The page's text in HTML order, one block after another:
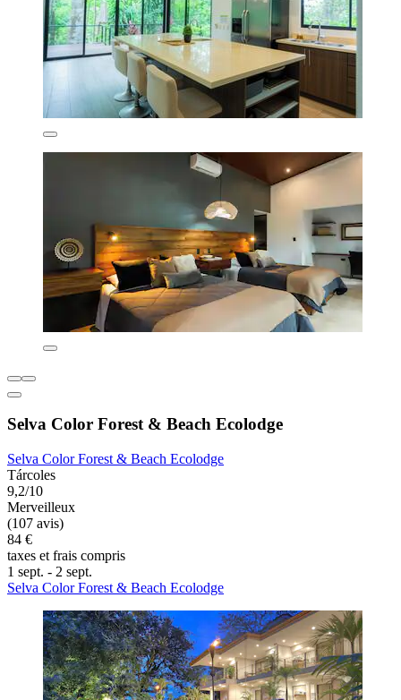
Selva Color Forest & Beach Ecolodge
Selva Color Forest & Beach Ecolodge
Tárcoles
9,2/10
Merveilleux
(107 avis)
84 €
taxes et frais compris
1 sept. - 2 sept.
Selva Color Forest & Beach Ecolodge